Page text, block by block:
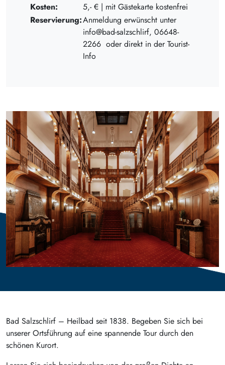
Kosten:
5,- € | mit Gästekarte kostenfrei
Reservierung:Anmeldung erwünscht unter
info@bad-salzschlirf, 06648-
2266 oder direkt in der Tourist-
Info
Bad Salzschlirf – Heilbad seit 1838. Begeben Sie sich bei
unserer Ortsführung auf eine spannende Tour durch den
schönen Kurort.